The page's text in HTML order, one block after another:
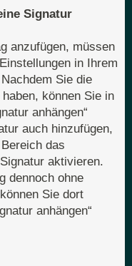
Signatur
anzufügen, müssen
in Ihrem
Sie die
können Sie in
anhängen“
auch hinzufügen,
das
aktivieren.
dennoch ohne
Sie dort
anhängen“